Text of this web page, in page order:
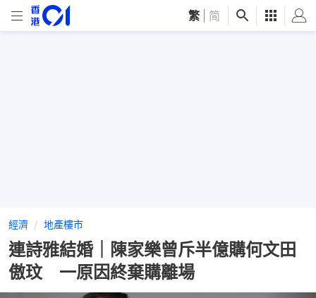
繁 简
經濟 地產樓市
連詩雅結婚｜陳家樂曾斥半億購何文田
傲玟 一原因終棄購離場